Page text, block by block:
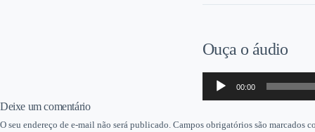
Ouça o áudio
Tocador
áudio
00:00
Deixe um comentário
O seu endereço de e-mail não será publicado. Campos obrigatórios são marcados